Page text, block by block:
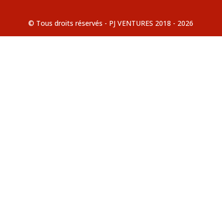
© Tous droits réservés - PJ VENTURES 2018 - 2026